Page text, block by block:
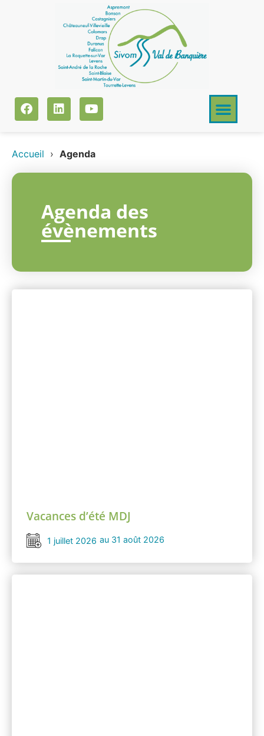
Accueil › Agenda
Agenda des
évènements
Vacances d’été MDJ
1 juillet 2026 au 31 août 2026